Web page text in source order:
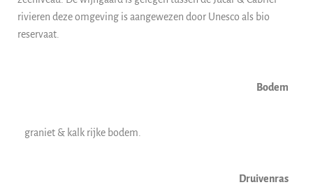
rivieren deze omgeving is aangewezen door Unesco als bio
reservaat.
Bodem
graniet & kalk rijke bodem.
Druivenras